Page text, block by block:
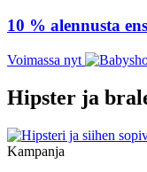
10 % alennusta
Voimassa nyt
Hipster ja
Kampanja